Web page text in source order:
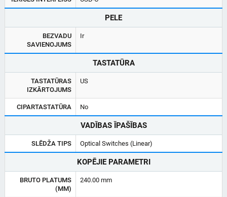
PELE
BEZVADU
SAVIENOJUMS
Ir
TASTATŪRA
TASTATŪRAS
IZKĀRTOJUMS
US
CIPARTASTATŪRA No
VADĪBAS ĪPAŠĪBAS
SLĒDŽA TIPS Optical Switches (Linear)
KOPĒJIE PARAMETRI
BRUTO PLATUMS
(MM)
240.00 mm